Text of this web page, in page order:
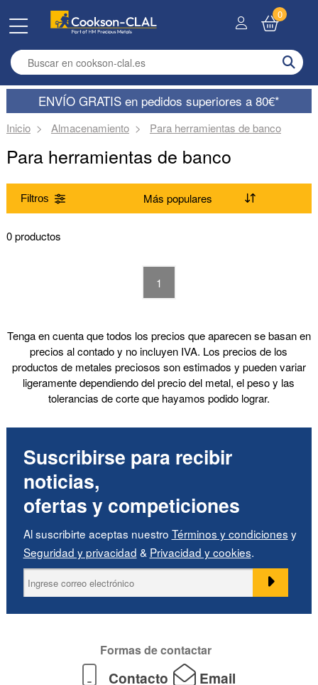
Enter search term
0
ENVÍO GRATIS en pedidos superiores a 80€*
Inicio Almacenamiento Para herramientas de banco
Para herramientas de banco
Filtros
Gama
Color
Marca
Mostrar
(Suprimir) Artículos en venta
0 productos
1
Tenga en cuenta que todos los precios que aparecen se basan en
precios al contado y no incluyen IVA. Los precios de los
productos de metales preciosos son estimados y pueden variar
ligeramente dependiendo del precio del metal, el peso y las
tolerancias de corte que hayamos podido lograr.
Suscribirse para recibir
noticias,
ofertas y competiciones
Al suscribirte aceptas nuestro Términos y condiciones y
Seguridad y privacidad & Privacidad y cookies.
Formas de contactar
Contacto Email